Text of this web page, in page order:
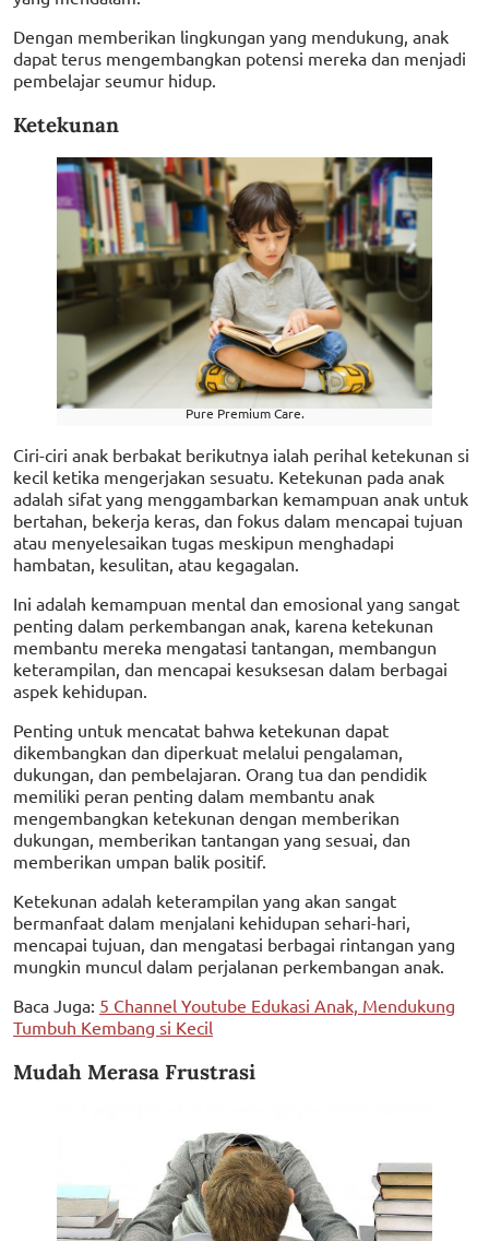
Dengan memberikan lingkungan yang mendukung, anak
dapat terus mengembangkan potensi mereka dan menjadi
pembelajar seumur hidup.
Ketekunan
Pure Premium Care.
Ciri-ciri anak berbakat berikutnya ialah perihal ketekunan si
kecil ketika mengerjakan sesuatu. Ketekunan pada anak
adalah sifat yang menggambarkan kemampuan anak untuk
bertahan, bekerja keras, dan fokus dalam mencapai tujuan
atau menyelesaikan tugas meskipun menghadapi
hambatan, kesulitan, atau kegagalan.
Ini adalah kemampuan mental dan emosional yang sangat
penting dalam perkembangan anak, karena ketekunan
membantu mereka mengatasi tantangan, membangun
keterampilan, dan mencapai kesuksesan dalam berbagai
aspek kehidupan.
Penting untuk mencatat bahwa ketekunan dapat
dikembangkan dan diperkuat melalui pengalaman,
dukungan, dan pembelajaran. Orang tua dan pendidik
memiliki peran penting dalam membantu anak
mengembangkan ketekunan dengan memberikan
dukungan, memberikan tantangan yang sesuai, dan
memberikan umpan balik positif.
Ketekunan adalah keterampilan yang akan sangat
bermanfaat dalam menjalani kehidupan sehari-hari,
mencapai tujuan, dan mengatasi berbagai rintangan yang
mungkin muncul dalam perjalanan perkembangan anak.
Baca Juga: 5 Channel Youtube Edukasi Anak, Mendukung
Tumbuh Kembang si Kecil
Mudah Merasa Frustrasi